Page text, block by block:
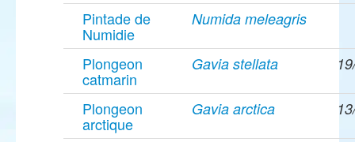
Pintade de
Numidie
Numida meleagris
Plongeon
catmarin
Gavia stellata
Plongeon
arctique
Gavia arctica